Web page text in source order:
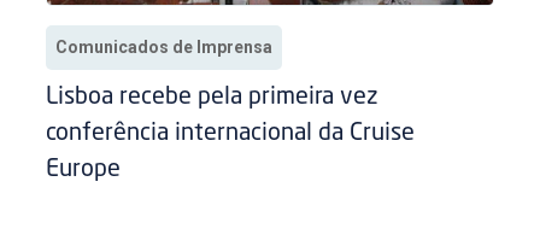
Comunicados de Imprensa
Lisboa recebe pela primeira vez
conferência internacional da Cruise
Europe